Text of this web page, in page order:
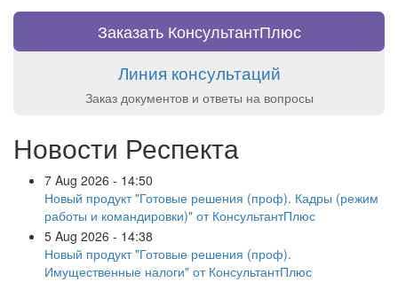
Заказать КонсультантПлюс
Линия консультаций
Заказ документов и ответы на вопросы
Новости Респекта
7 Aug 2026 - 14:50
Новый продукт "Готовые решения (проф). Кадры (режим
работы и командировки)" от КонсультантПлюс
5 Aug 2026 - 14:38
Новый продукт "Готовые решения (проф).
Имущественные налоги" от КонсультантПлюс